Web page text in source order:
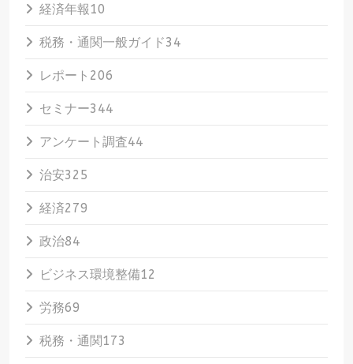
経済年報10
税務・通関一般ガイド34
レポート 206
セミナー344
アンケート調査44
治安325
経済279
政治84
ビジネス環境整備12
労務69
税務・通関173